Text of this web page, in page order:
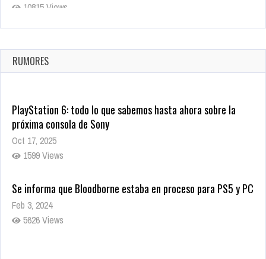
10815 Views
La configuración de Call of Duty 2021 aparentemente ya fue
Ago 8, 2021
10000 Views
RUMORES
PlayStation 6: todo lo que sabemos hasta ahora sobre la
próxima consola de Sony
Oct 17, 2025
1599 Views
Se informa que Bloodborne estaba en proceso para PS5 y PC
Feb 3, 2024
5626 Views